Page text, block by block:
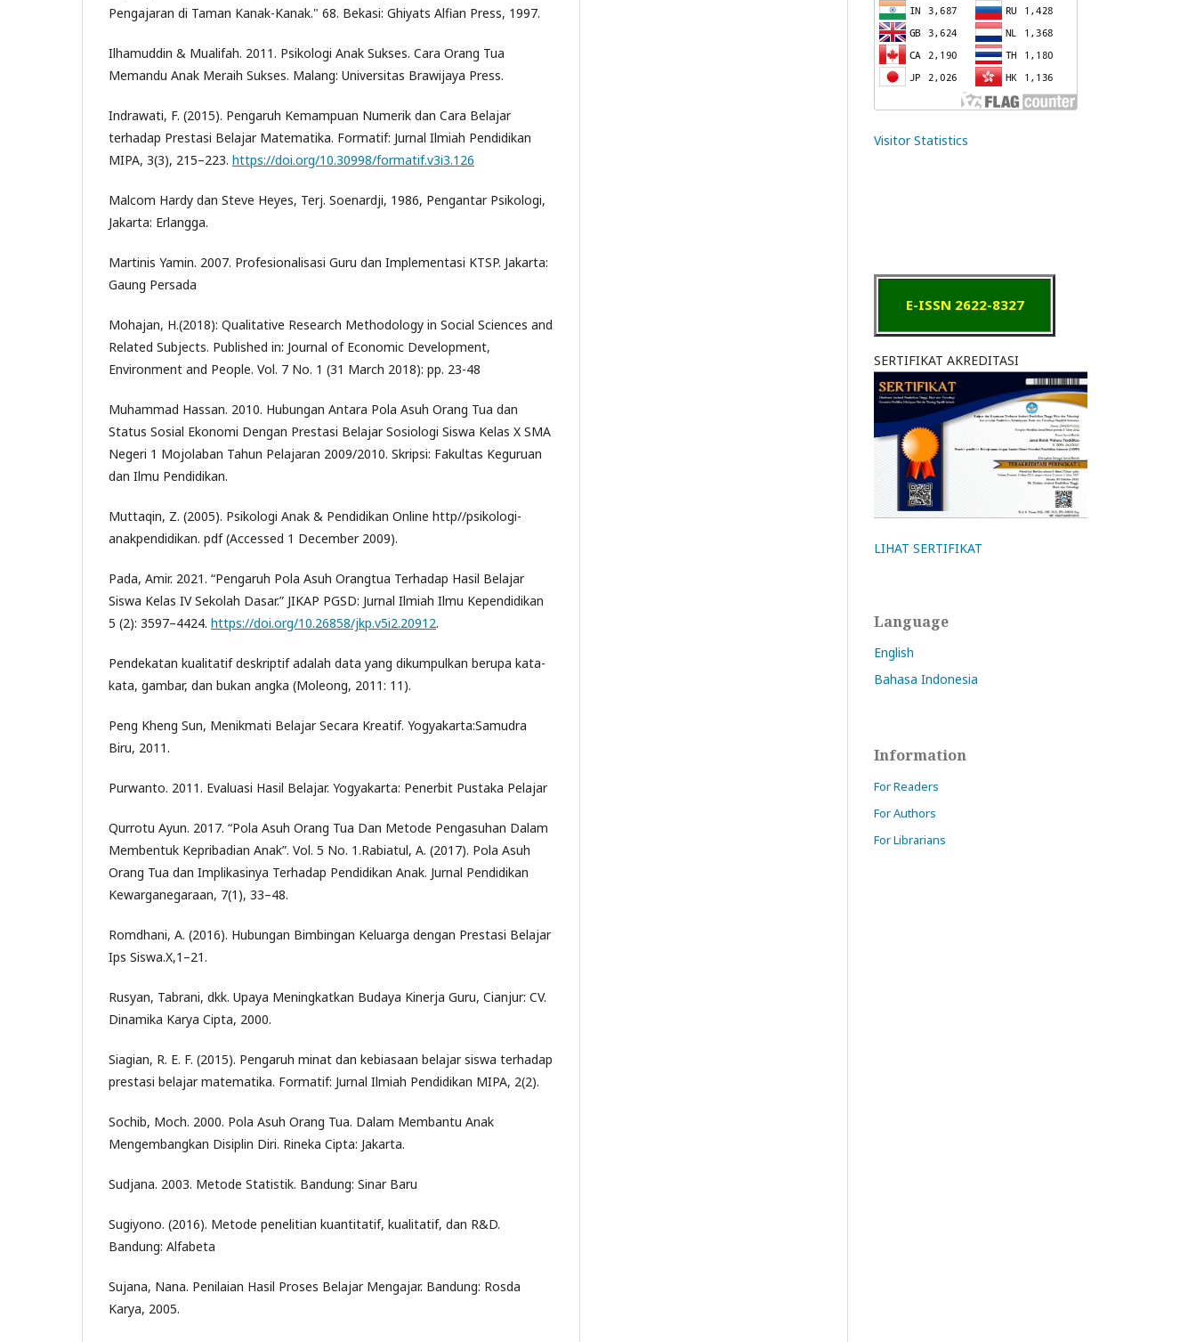
Pengajaran di Taman Kanak-Kanak." 68. Bekasi: Ghiyats Alfian Press, 1997.
Ilhamuddin & Mualifah. 2011. Psikologi Anak Sukses. Cara Orang Tua
Memandu Anak Meraih Sukses. Malang: Universitas Brawijaya Press.
Indrawati, F. (2015). Pengaruh Kemampuan Numerik dan Cara Belajar
terhadap Prestasi Belajar Matematika. Formatif: Jurnal Ilmiah Pendidikan
MIPA, 3(3), 215–223. https://doi.org/10.30998/formatif.v3i3.126
Malcom Hardy dan Steve Heyes, Terj. Soenardji, 1986, Pengantar Psikologi,
Jakarta: Erlangga.
Martinis Yamin. 2007. Profesionalisasi Guru dan Implementasi KTSP. Jakarta:
Gaung Persada
Mohajan, H.(2018): Qualitative Research Methodology in Social Sciences and
Related Subjects. Published in: Journal of Economic Development,
Environment and People. Vol. 7 No. 1 (31 March 2018): pp. 23-48
Muhammad Hassan. 2010. Hubungan Antara Pola Asuh Orang Tua dan
Status Sosial Ekonomi Dengan Prestasi Belajar Sosiologi Siswa Kelas X SMA
Negeri 1 Mojolaban Tahun Pelajaran 2009/2010. Skripsi: Fakultas Keguruan
dan Ilmu Pendidikan.
Muttaqin, Z. (2005). Psikologi Anak & Pendidikan Online http//psikologi-
anakpendidikan. pdf (Accessed 1 December 2009).
Pada, Amir. 2021. “Pengaruh Pola Asuh Orangtua Terhadap Hasil Belajar
Siswa Kelas IV Sekolah Dasar.” JIKAP PGSD: Jurnal Ilmiah Ilmu Kependidikan
5 (2): 3597–4424. https://doi.org/10.26858/jkp.v5i2.20912.
Pendekatan kualitatif deskriptif adalah data yang dikumpulkan berupa kata-
kata, gambar, dan bukan angka (Moleong, 2011: 11).
Peng Kheng Sun, Menikmati Belajar Secara Kreatif. Yogyakarta:Samudra
Biru, 2011.
Purwanto. 2011. Evaluasi Hasil Belajar. Yogyakarta: Penerbit Pustaka Pelajar
Qurrotu Ayun. 2017. “Pola Asuh Orang Tua Dan Metode Pengasuhan Dalam
Membentuk Kepribadian Anak”. Vol. 5 No. 1.Rabiatul, A. (2017). Pola Asuh
Orang Tua dan Implikasinya Terhadap Pendidikan Anak. Jurnal Pendidikan
Kewarganegaraan, 7(1), 33–48.
Romdhani, A. (2016). Hubungan Bimbingan Keluarga dengan Prestasi Belajar
Ips Siswa.X,1–21.
Rusyan, Tabrani, dkk. Upaya Meningkatkan Budaya Kinerja Guru, Cianjur: CV.
Dinamika Karya Cipta, 2000.
Siagian, R. E. F. (2015). Pengaruh minat dan kebiasaan belajar siswa terhadap
prestasi belajar matematika. Formatif: Jurnal Ilmiah Pendidikan MIPA, 2(2).
Sochib, Moch. 2000. Pola Asuh Orang Tua. Dalam Membantu Anak
Mengembangkan Disiplin Diri. Rineka Cipta: Jakarta.
Sudjana. 2003. Metode Statistik. Bandung: Sinar Baru
Sugiyono. (2016). Metode penelitian kuantitatif, kualitatif, dan R&D.
Bandung: Alfabeta
Sujana, Nana. Penilaian Hasil Proses Belajar Mengajar. Bandung: Rosda
Karya, 2005.
Visitor Statistics
E-ISSN 2622-8327
SERTIFIKAT AKREDITASI
LIHAT SERTIFIKAT
Language
English
Bahasa Indonesia
Information
For Readers
For Authors
For Librarians